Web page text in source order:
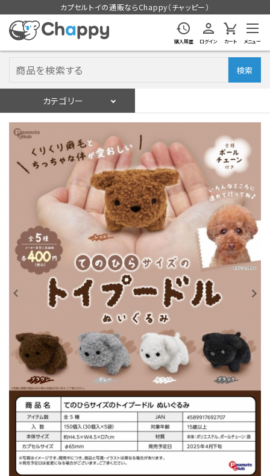
カプセルトイの通販ならChappy（チャッピー）
購入履歴 ログイン カート メニュー
検索
カテゴリー
ログイン
入荷スケジュールをチェック
カプセルトイマシン本体
カプセルトイ
販促用空カプセル
レンタル
景品・玩具・文具
販促用カプセルトイ